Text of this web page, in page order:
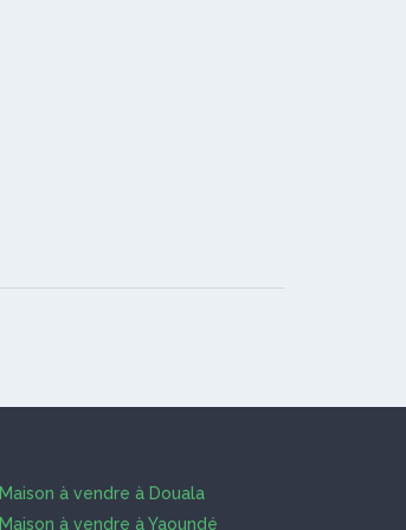
Maison à vendre à Douala
Maison à vendre à Yaoundé